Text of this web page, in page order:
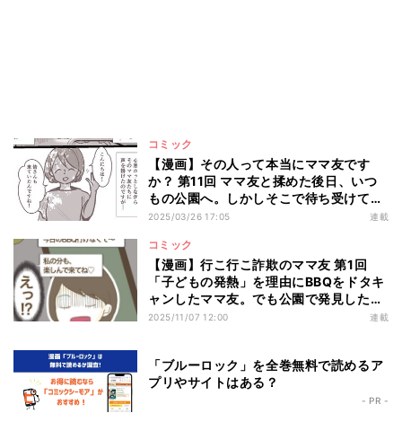
コミック
【漫画】その人って本当にママ友です
か？ 第11回 ママ友と揉めた後日、いつ
もの公園へ。しかしそこで待ち受けてい
たのは――?
2025/03/26 17:05 連載
コミック
【漫画】行こ行こ詐欺のママ友 第1回
「子どもの発熱」を理由にBBQをドタキ
ャンしたママ友。でも公園で発見したの
は…!?
2025/11/07 12:00 連載
「ブルーロック」を全巻無料で読めるア
プリやサイトはある？
- PR -